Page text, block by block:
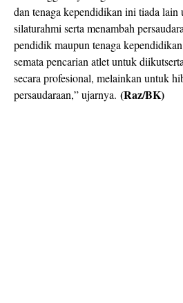
dan tenaga kependidikan ini tiada lain
silaturahmi serta menambah
pendidik maupun tenaga
semata pencarian atlet untuk
secara profesional, melainkan untuk
persaudaraan,” ujarnya. (Raz/BK)